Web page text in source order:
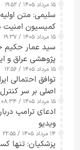
۱۵ مرداد ۱۴۰۵ / ۱۹:۵۲
سلیمی: متن
کمیسیون امنیت
۱۵ مرداد ۱۴۰۵ / ۱۹:۳۷
سید عمار حکیم
پژوهشی عراق و
۱۵ مرداد ۱۴۰۵ / ۱۲:۵۶
توافق احتمالی
اصلی بر سر
۱۵ مرداد ۱۴۰۵ / ۰۸:۳۴
ادعای ترامپ
ویدیو
۱۴ مرداد ۱۴۰۵ / ۲۲:۵۵
پزشکیان: تنها